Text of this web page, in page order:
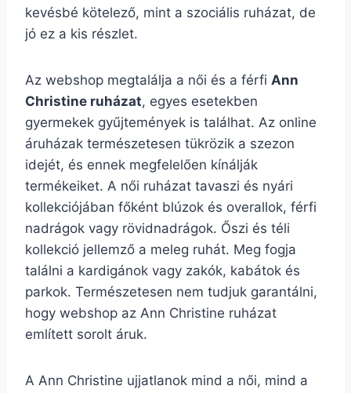
kevésbé kötelező, mint a szociális ruházat, de
jó ez a kis részlet.
Az webshop megtalálja a női és a férfi Ann
Christine ruházat, egyes esetekben
gyermekek gyűjtemények is találhat. Az online
áruházak természetesen tükrözik a szezon
idejét, és ennek megfelelően kínálják
termékeiket. A női ruházat tavaszi és nyári
kollekciójában főként blúzok és overallok, férfi
nadrágok vagy rövidnadrágok. Őszi és téli
kollekció jellemző a meleg ruhát. Meg fogja
találni a kardigánok vagy zakók, kabátok és
parkok. Természetesen nem tudjuk garantálni,
hogy webshop az Ann Christine ruházat
említett sorolt áruk.
A Ann Christine ujjatlanok mind a női, mind a